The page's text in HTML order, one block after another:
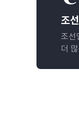
조
조선
더